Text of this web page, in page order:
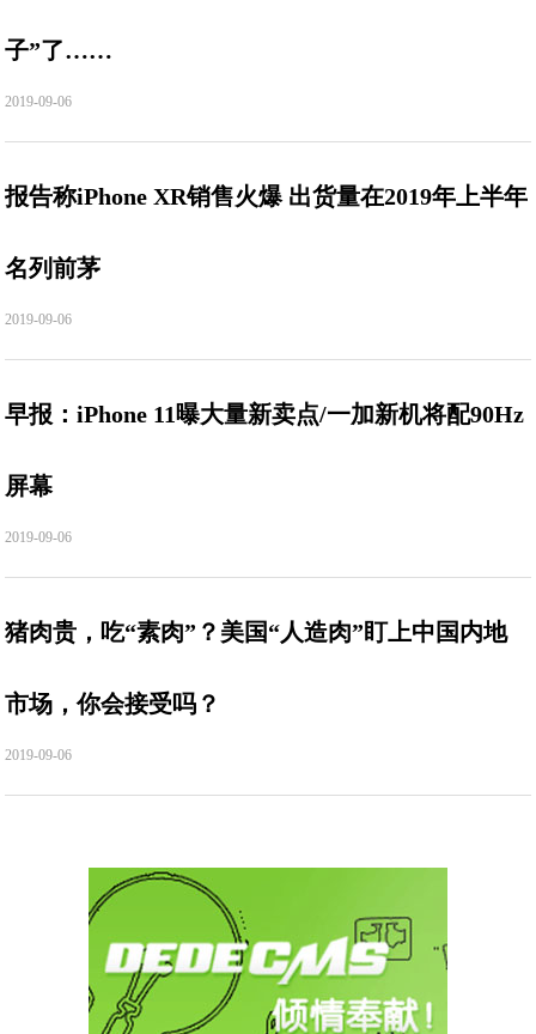
子”了……
2019-09-06
报告称iPhone XR销售火爆 出货量在2019年上半年
名列前茅
2019-09-06
早报：iPhone 11曝大量新卖点/一加新机将配90Hz
屏幕
2019-09-06
猪肉贵，吃“素肉”？美国“人造肉”盯上中国内地
市场，你会接受吗？
2019-09-06